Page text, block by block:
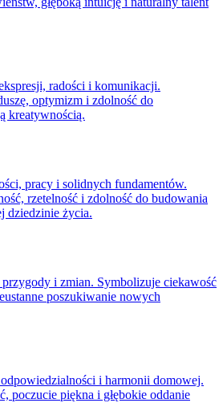
radości i komunikacji.
optymizm i zdolność do
kreatywnością.
pracy i solidnych fundamentów.
rzetelność i zdolność do budowania
dziedzinie życia.
i zmian. Symbolizuje ciekawość
poszukiwanie nowych
i harmonii domowej.
poczucie piękna i głębokie oddanie